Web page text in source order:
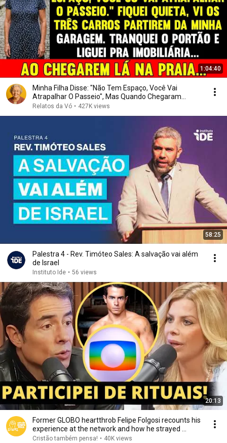
1:04:40
Minha Filha Disse: "Não Tem Espaço, Você Vai
Atrapalhar O Passeio", Mas Quando Chegaram...
Relatos da Vó • 427K views
58:25
Palestra 4 - Rev. Timóteo Sales: A salvação vai além
de Israel
Instituto Ide • 56 views
20:13
Former GLOBO heartthrob Felipe Folgosi recounts his
experience at the network and how he strayed ...
Cristão também pensa! • 40K views